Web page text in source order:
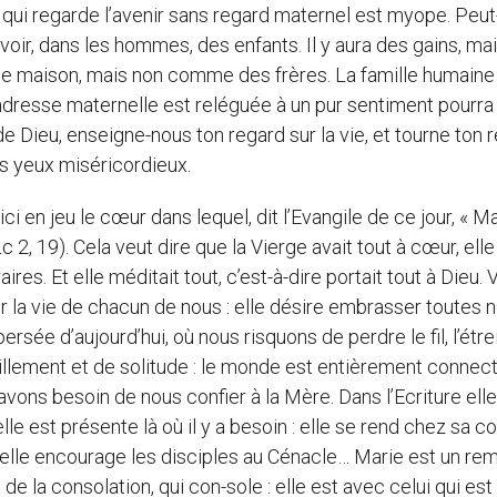
regarde l’avenir sans regard maternel est myope.
dans les hommes, des enfants. Il y aura des gains,
maison, mais non comme des frères. La famille
maternelle est reléguée à un pur sentiment
Dieu, enseigne-nous ton regard sur la vie, et tourne ton
yeux miséricordieux.
en jeu le cœur dans lequel, dit l’Evangile de ce jour, «
19). Cela veut dire que la Vierge avait tout à cœur, elle
Et elle méditait tout, c’est-à-dire portait tout à Dieu.
vie de chacun de nous : elle désire embrasser toutes
d’aujourd’hui, où nous risquons de perdre le fil,
et de solitude : le monde est entièrement
besoin de nous confier à la Mère. Dans l’Ecriture elle
est présente là où il y a besoin : elle se rend chez sa
encourage les disciples au Cénacle… Marie est un
la consolation, qui con-sole : elle est avec celui qui est